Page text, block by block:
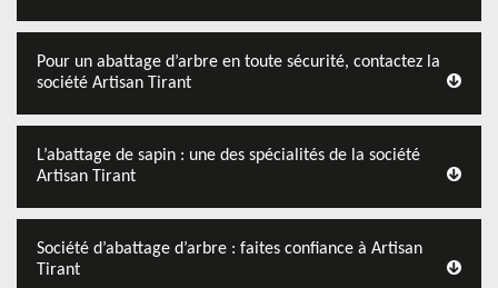
Pour un abattage d’arbre en toute sécurité, contactez la
société Artisan Tirant
L’abattage de sapin : une des spécialités de la société
Artisan Tirant
Société d’abattage d’arbre : faites confiance à Artisan
Tirant